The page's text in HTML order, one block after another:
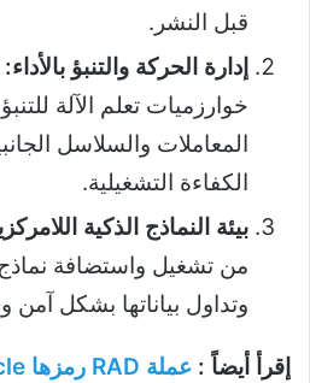
قبل النشر.
إدارة الحركة والتنبؤ بالأداء:
خوارزميات تعلم الآلة
المعاملات والسلاسل
الكفاءة التشغيلية.
بيئة النماذج الذكية
من تشغيل واستضافة
وتداول بياناتها بشكل آمن
إقرأ أيضاً : عملة RAD رمزها Radicle مستقبلها